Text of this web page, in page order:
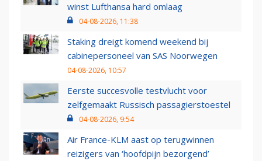
winst Lufthansa hard omlaag
04-08-2026, 11:38
Staking dreigt komend weekend bij
cabinepersoneel van SAS Noorwegen
04-08-2026, 10:57
Eerste succesvolle testvlucht voor
zelfgemaakt Russisch passagierstoestel
04-08-2026, 9:54
Air France-KLM aast op terugwinnen
reizigers van ‘hoofdpijn bezorgend’